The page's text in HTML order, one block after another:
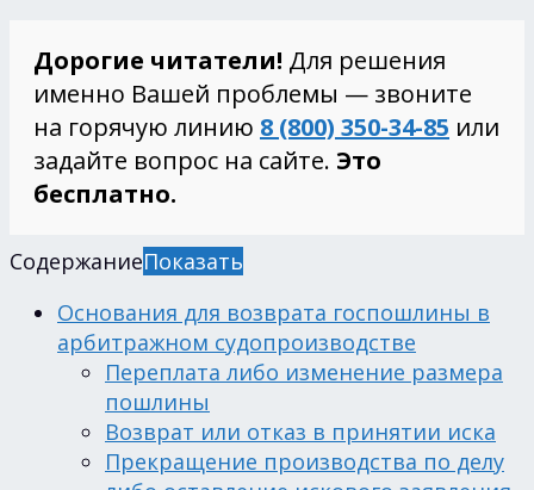
Дорогие читатели! Для решения
именно Вашей проблемы — звоните
на горячую линию 8 (800) 350-34-85 или
задайте вопрос на сайте. Это
бесплатно.
СодержаниеПоказать
Основания для возврата госпошлины в
арбитражном судопроизводстве
Переплата либо изменение размера
пошлины
Возврат или отказ в принятии иска
Прекращение производства по делу